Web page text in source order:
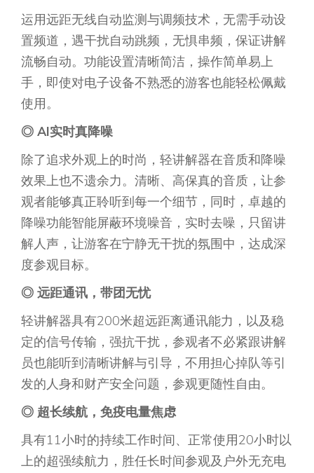
运用远距无线自动监测与调频技术，无需手动设
置频道，遇干扰自动跳频，无惧串频，保证讲解
流畅自动。功能设置清晰简洁，操作简单易上
手，即使对电子设备不熟悉的游客也能轻松佩戴
使用。
◎ AI实时真降噪
除了追求外观上的时尚，轻讲解器在音质和降噪
效果上也不遗余力。清晰、高保真的音质，让参
观者能够真正聆听到每一个细节，同时，卓越的
降噪功能智能屏蔽环境噪音，实时去噪，只留讲
解人声，让游客在宁静无干扰的氛围中，达成深
度参观目标。
◎ 远距通讯，带团无忧
轻讲解器具有200米超远距离通讯能力，以及稳
定的信号传输，强抗干扰，参观者不必紧跟讲解
员也能听到清晰讲解与引导，不用担心掉队等引
发的人身和财产安全问题，参观更随性自由。
◎ 超长续航，免疫电量焦虑
具有11小时的持续工作时间、正常使用20小时以
上的超强续航力，胜任长时间参观及户外无充电